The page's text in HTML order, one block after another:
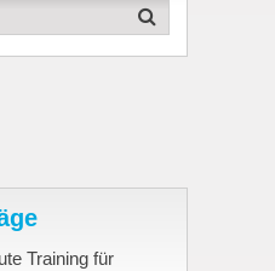
Training für